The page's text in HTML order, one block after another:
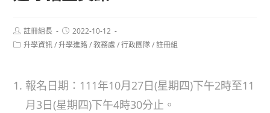
Post
author:
註冊組長
Post
published:
2022-10-12
Post升學資訊 / 升學進路 / 教務處 / 行政團隊 / 註冊組
報名日期：111年10月27日(星期四)下午2時至11
月3日(星期四)下午4時30分止。